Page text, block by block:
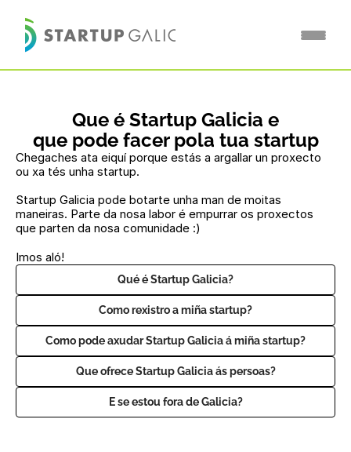
Que é Startup Galicia e
que pode facer pola tua startup
Chegaches ata eiquí porque estás a argallar un proxecto
ou xa tés unha startup.
Startup Galicia pode botarte unha man de moitas
maneiras. Parte da nosa labor é empurrar os proxectos
que parten da nosa comunidade :)
Imos aló!
Qué é Startup Galicia?
Como rexistro a miña startup?
Como pode axudar Startup Galicia á miña startup?
Que ofrece Startup Galicia ás persoas?
E se estou fora de Galicia?